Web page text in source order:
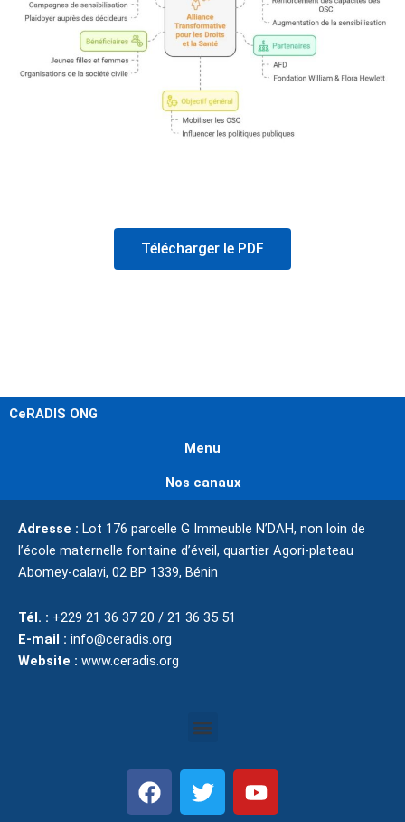
Télécharger le PDF
CeRADIS ONG
Menu
Nos canaux
Adresse : Lot 176 parcelle G Immeuble N’DAH, non loin de
l’école maternelle fontaine d’éveil, quartier Agori-plateau
Abomey-calavi, 02 BP 1339, Bénin
Tél. : +229 21 36 37 20 / 21 36 35 51
E-mail : info@ceradis.org
Website : www.ceradis.org
Menu
F
a
T
w
Y
o